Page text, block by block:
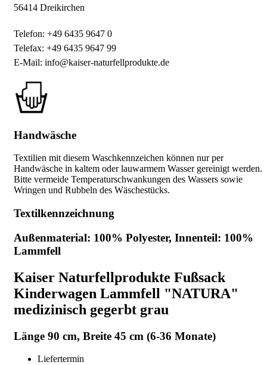
56414 Dreikirchen
Telefon: +49 6435 9647 0
Telefax: +49 6435 9647 99
E-Mail: info@kaiser-naturfellprodukte.de
Handwäsche
Textilien mit diesem Waschkennzeichen können nur per
Handwäsche in kaltem oder lauwarmem Wasser gereinigt werden.
Bitte vermeide Temperaturschwankungen des Wassers sowie
Wringen und Rubbeln des Wäschestücks.
Textilkennzeichnung
Außenmaterial: 100% Polyester, Innenteil: 100%
Lammfell
Kaiser Naturfellprodukte Fußsack
Kinderwagen Lammfell "NATURA"
medizinisch gegerbt grau
Länge 90 cm, Breite 45 cm (6-36 Monate)
Liefertermin